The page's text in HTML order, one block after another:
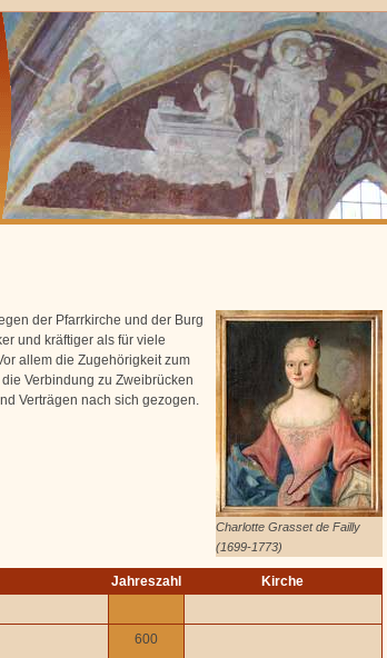
Charlotte Grasset de Failly
(1699-1773)
der Pfarrkirche und der Burg
und kräftiger als für viele
allem die Zugehörigkeit zum
Verbindung zu Zweibrücken
Verträgen nach sich gezogen.
Jahreszahl
Kirche
600